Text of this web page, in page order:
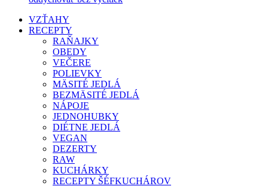
VZŤAHY
RECEPTY
RAŇAJKY
OBEDY
VEČERE
POLIEVKY
MÄSITÉ JEDLÁ
BEZMÄSITÉ JEDLÁ
NÁPOJE
JEDNOHUBKY
DIÉTNE JEDLÁ
VEGAN
DEZERTY
RAW
KUCHÁRKY
RECEPTY ŠÉFKUCHÁROV